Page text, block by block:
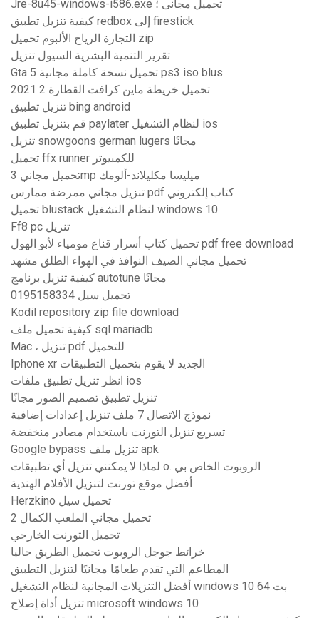
Jre-8u45-windows-i586.exe تحميل مجانى ؛
كيفية تنزيل تطبيق redbox إلى firestick
التجارة الرياح الألبوم تحميل zip
تقرير التنمية البشرية السيول تنزيل
Gta 5 تحميل نسخة كاملة مجانية ps3 iso blus
تحميل خريطة ماين كرافت القطارة 2 2021
تنزيل تطبيق bing android
قم بتنزيل تطبيق paylater لنظام التشغيل ios
تنزيل snowgoons german lugers مجانًا
تحميل ffx runner للكمبيوتر
تحميل مجاني 3mp ميليسا مكليلاند-ألومك
تنزيل مجاني ممرضة ممارس pdf كتاب إلكتروني
تحميل blustack لنظام التشغيل windows 10
Ff8 pc تنزيل
تحميل كتاب أسرار قناع مومياء لأبو الهول pdf free download
تحميل مجاني الصيف النوافذ في الهواء الطلق مشهد
كيفية تنزيل برنامج autotune مجانًا
0195158334 تحميل سيل
Kodil repository zip file download
كيفية تحميل ملف sql mariadb
Mac ، تنزيل pdf للتحميل
Iphone xr الجديد لا يقوم بتحميل التطبيقات
انظر تنزيل تطبيق ملفات ios
تنزيل تطبيق تصميم الصور مجانًا
نموذج الاتصال 7 ملف تنزيل إعدادات إضافية
تسريع تنزيل التورنت باستخدام مصادر منخفضة
Google bypass تنزيل ملف apk
لماذا لا يمكنني تنزيل أي تطبيقات o. الروبوت الخاص بي
أفضل موقع تورنت لتنزيل الأفلام الهندية
Herzkino تحميل سيل
تحميل مجاني الملعب الكمال 2
تحميل التورنت الخارجي
خرائط جوجل الروبوت تحميل الطريق حاليا
المطاعم التي تقدم طعامًا مجانيًا لتنزيل التطبيق
أفضل التنزيلات المجانية لنظام التشغيل windows 10 64 بت
تنزيل أداة إصلاح microsoft windows 10